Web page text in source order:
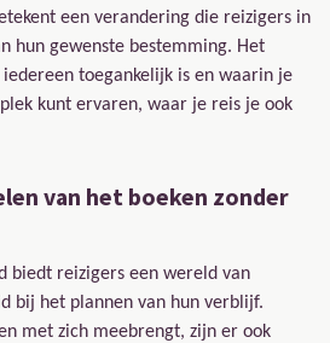
een verandering die reizigers in
hun gewenste bestemming. Het
toegankelijk is en waarin je
kunt ervaren, waar je reis je ook
van het boeken zonder
biedt reizigers een wereld van
bij het plannen van hun verblijf.
met zich meebrengt, zijn er ook